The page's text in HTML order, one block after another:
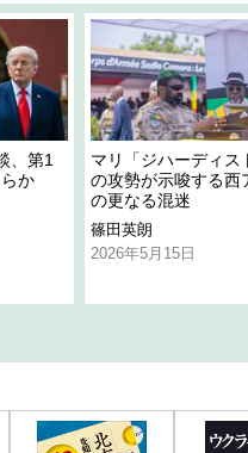
、第1
か
マリ「ジハーディス
の攻勢が示唆する西
の更なる混迷
篠田英朗
2026年5月15日